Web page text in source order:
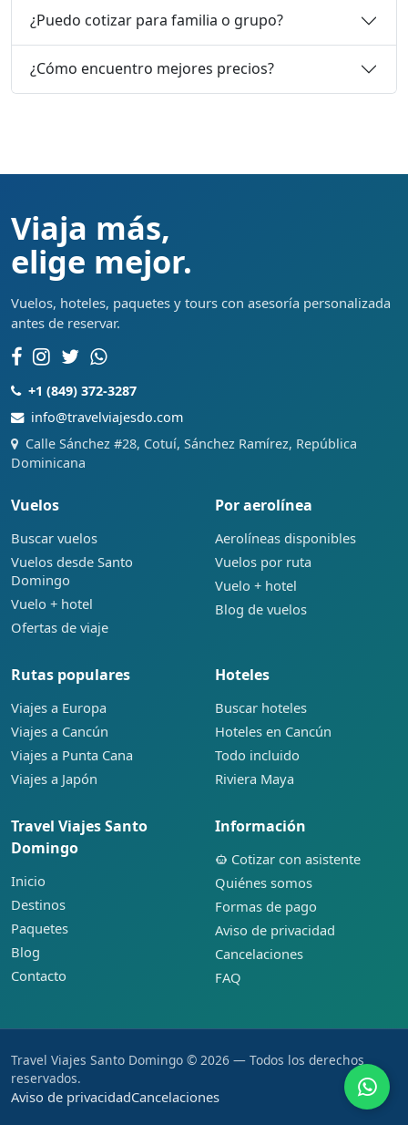
¿Puedo cotizar para familia o grupo?
¿Cómo encuentro mejores precios?
Viaja más,
elige mejor.
Vuelos, hoteles, paquetes y tours con asesoría personalizada
antes de reservar.
+1 (849) 372-3287
info@travelviajesdo.com
Calle Sánchez #28, Cotuí, Sánchez Ramírez, República
Dominicana
Vuelos
Buscar vuelos
Vuelos desde Santo
Domingo
Vuelo + hotel
Ofertas de viaje
Por aerolínea
Aerolíneas disponibles
Vuelos por ruta
Vuelo + hotel
Blog de vuelos
Rutas populares
Viajes a Europa
Viajes a Cancún
Viajes a Punta Cana
Viajes a Japón
Hoteles
Buscar hoteles
Hoteles en Cancún
Todo incluido
Riviera Maya
Travel Viajes Santo
Domingo
Inicio
Destinos
Paquetes
Blog
Contacto
Información
Cotizar con asistente
Quiénes somos
Formas de pago
Aviso de privacidad
Cancelaciones
FAQ
Travel Viajes Santo Domingo © 2026 — Todos los derechos
reservados.
Aviso de privacidadCancelaciones